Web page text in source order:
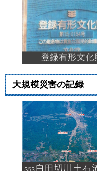
大規模災害の記録